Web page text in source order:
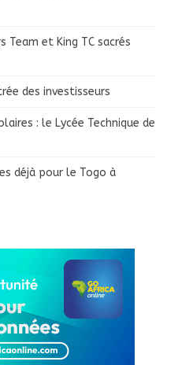
Team et King TC sacrés
des investisseurs
: le Lycée Technique de
déjà pour le Togo à